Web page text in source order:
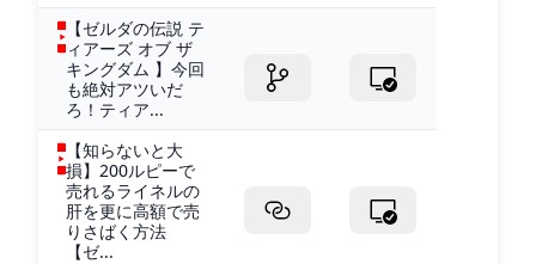
【ゼルダの伝説 テ
ィアーズ オブ ザ
キングダム 】今回
も絶対アツいだ
ろ！ティア...
【知らないと大
損】200ルピーで
売れるライネルの
肝を更に高額で売
りさばく方法
【ゼ...